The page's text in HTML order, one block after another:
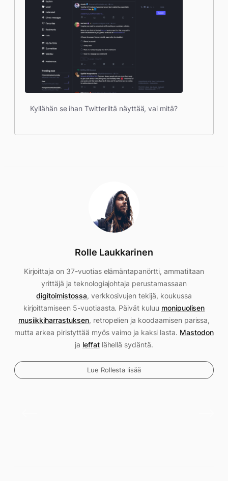
Kyllähän se ihan Twitteriltä näyttää, vai mitä?
Rolle Laukkarinen
Kirjoittaja on 37-vuotias elämäntapanörtti, ammatiltaan
yrittäjä ja teknologiajohtaja perustamassaan
digitoimistossa, verkkosivujen tekijä, koukussa
kirjoittamiseen 5-vuotiaasta. Päivät kuluu monipuolisen
musiikkiharrastuksen, retropelien ja koodaamisen parissa,
mutta arkea piristyttää myös vaimo ja kaksi lasta. Mastodon
ja leffatlähellä sydäntä.
Lue Rollesta lisää